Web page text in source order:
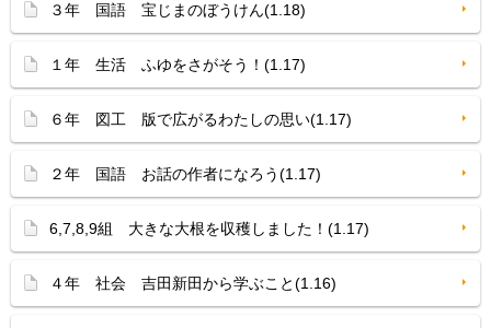
３年 国語 宝じまのぼうけん(1.18)
１年 生活 ふゆをさがそう！(1.17)
６年 図工 版で広がるわたしの思い(1.17)
２年 国語 お話の作者になろう(1.17)
6,7,8,9組 大きな大根を収穫しました！(1.17)
４年 社会 吉田新田から学ぶこと(1.16)